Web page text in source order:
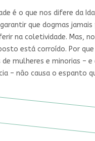
é o que nos difere da
garantir que dogmas
na coletividade. Mas,
está corroído. Por
mulheres e minorias – e
– não causa o espanto